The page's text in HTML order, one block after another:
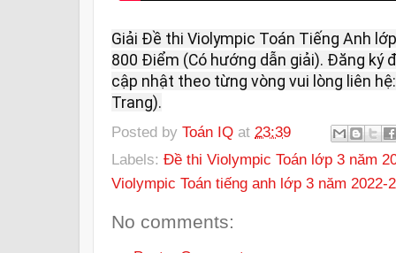
Giải Đề thi Violympic Toán Tiếng Anh
800 Điểm (Có hướng dẫn giải). Đăng ký
cập nhật theo từng vòng vui lòng liên
Trang).
Posted by Toán IQ at 23:39
Labels: Đề thi Violympic Toán lớp 3 năm
Violympic Toán tiếng anh lớp 3 năm 2022-
No comments: